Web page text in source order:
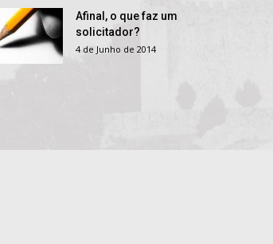
Afinal, o que faz um
solicitador?
4 de Junho de 2014